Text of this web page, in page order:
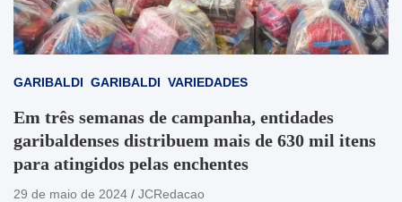
GARIBALDI GARIBALDI VARIEDADES
Em três semanas de campanha, entidades
garibaldenses distribuem mais de 630 mil itens
para atingidos pelas enchentes
29 de maio de 2024 JCRedacao